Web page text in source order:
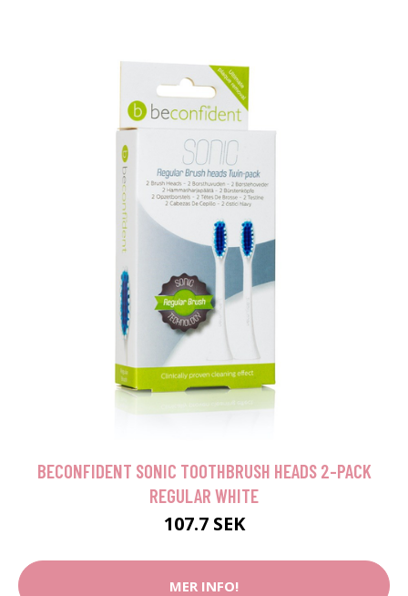
BECONFIDENT SONIC TOOTHBRUSH HEADS 2-PACK
REGULAR WHITE
107.7 SEK
MER INFO!